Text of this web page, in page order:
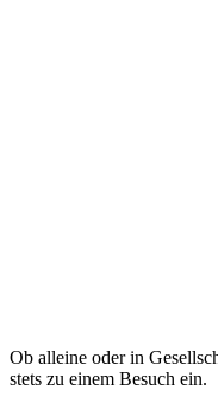
Ob alleine oder in
stets zu einem Besuch ein.